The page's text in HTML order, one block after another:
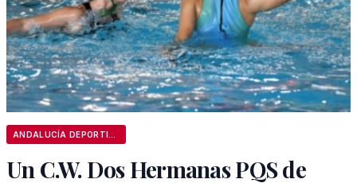
Un C.W. Dos Hermanas PQS de